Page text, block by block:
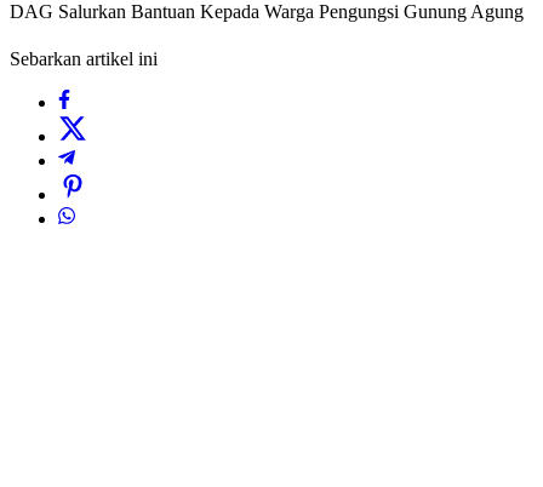
DAG Salurkan Bantuan Kepada Warga Pengungsi Gunung Agung
Sebarkan artikel ini